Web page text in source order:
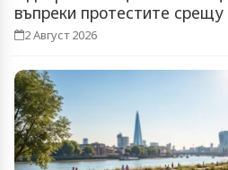
въпреки протестите срещу
2 Август 2026